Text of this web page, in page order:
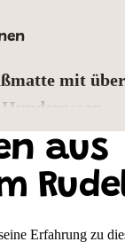
mit
wer hier zu
HunderassenIhr
Fußmatte mit
mit viel Liebe
aus
Erfahrung zu